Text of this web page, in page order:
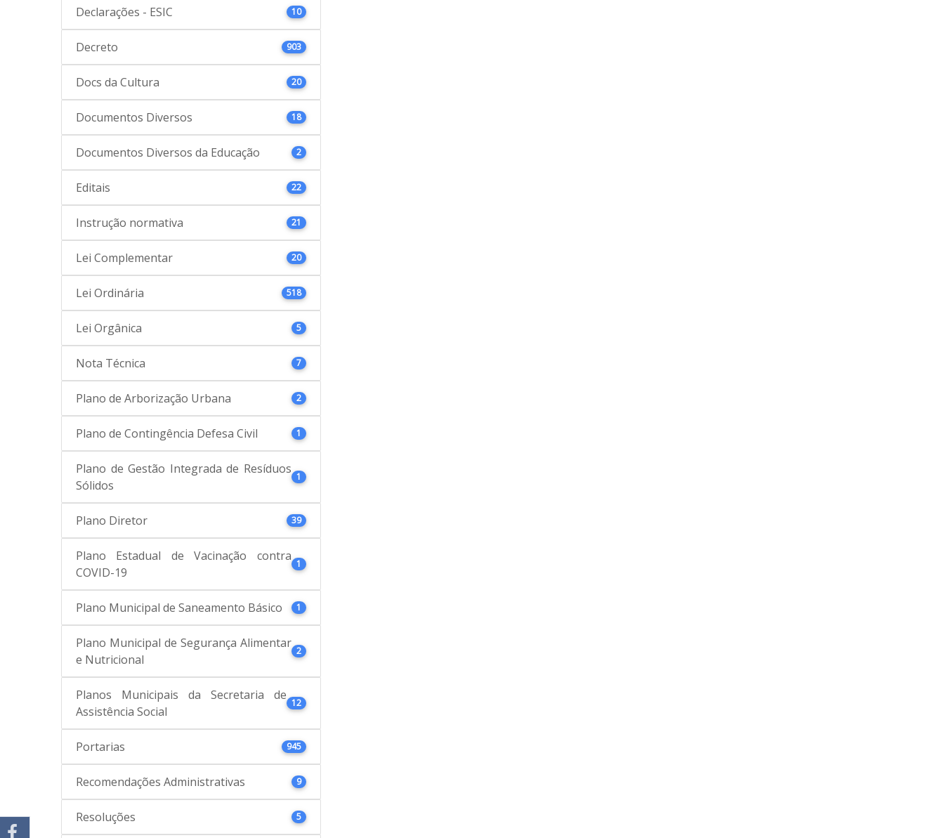
Declarações - ESIC 10
Decreto 903
Docs da Cultura 20
Documentos Diversos 18
Documentos Diversos da Educação 2
Editais 22
Instrução normativa 21
Lei Complementar 20
Lei Ordinária 518
Lei Orgânica 5
Nota Técnica 7
Plano de Arborização Urbana 2
Plano de Contingência Defesa Civil 1
Plano de Gestão Integrada de Resíduos
Sólidos
1
Plano Diretor 39
Plano Estadual de Vacinação contra
COVID-19
1
Plano Municipal de Saneamento Básico 1
Plano Municipal de Segurança Alimentar
e Nutricional
2
Planos Municipais da Secretaria de
Assistência Social
12
Portarias 945
Recomendações Administrativas 9
Resoluções 5